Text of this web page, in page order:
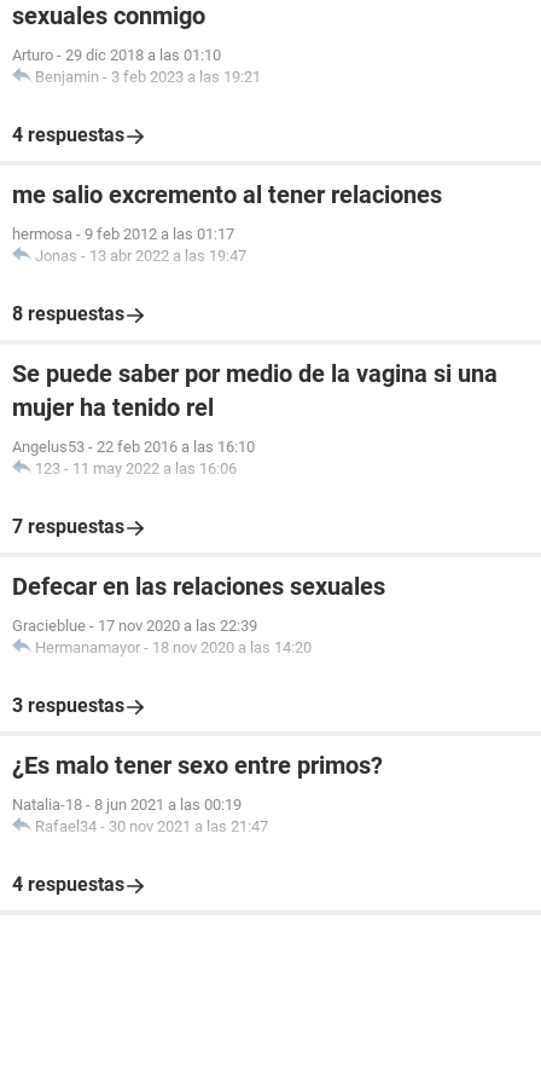
sexuales conmigo
Arturo - 29 dic 2018 a las 01:10
Benjamin - 3 feb 2023 a las 19:21
4 respuestas
me salio excremento al tener relaciones
hermosa - 9 feb 2012 a las 01:17
Jonas - 13 abr 2022 a las 19:47
8 respuestas
Se puede saber por medio de la vagina si una
mujer ha tenido rel
Angelus53 - 22 feb 2016 a las 16:10
123 - 11 may 2022 a las 16:06
7 respuestas
Defecar en las relaciones sexuales
Gracieblue - 17 nov 2020 a las 22:39
Hermanamayor - 18 nov 2020 a las 14:20
3 respuestas
¿Es malo tener sexo entre primos?
Natalia-18 - 8 jun 2021 a las 00:19
Rafael34 - 30 nov 2021 a las 21:47
4 respuestas